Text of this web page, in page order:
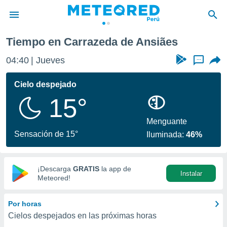
de
ha sido
calidad.
a este
las
y
digital
basada
Tiempo en Carrazeda de Ansiães
04:40 Jueves ...
Cielo despejado
15°
Sensación de 15°
Menguante
Iluminada:46%
¡Descarga GRATIS la app de
Meteored!
Instalar
Por horas
Cielos despejados en las próximas horas